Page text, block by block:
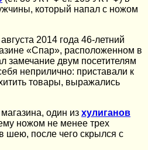
который напал с ножом
2014 года 46-летний
«Спар», расположенном в
замечание двум посетителям
неприлично: приставали к
товары, выражались
один из хулиганов
ножом не менее трех
шею, после чего скрылся с